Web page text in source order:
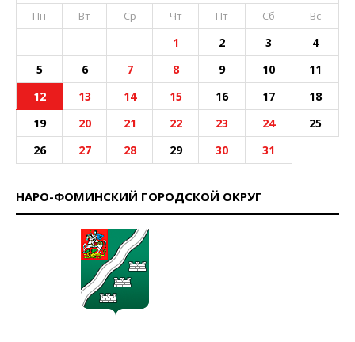
Пн
Вт Ср Чт Пт Сб Вс
1 2 3
4
5
6 7 8 9 10
11
12
13 14 15 16 17
18
19
20 21 22 23 24
25
26
27 28 29 30 31
НАРО-ФОМИНСКИЙ ГОРОДСКОЙ ОКРУГ